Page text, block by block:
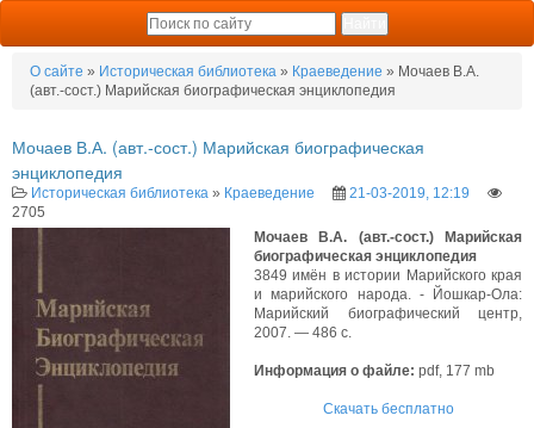
О сайте » Историческая библиотека » Краеведение » Мочаев В.А.
(авт.-сост.) Марийская биографическая энциклопедия
Мочаев В.А. (авт.-сост.) Марийская биографическая
энциклопедия
Историческая библиотека » Краеведение
21-03-2019, 12:19
2705
Мочаев В.А. (авт.-сост.) Марийская
биографическая энциклопедия
3849 имён в истории Марийского края
и марийского народа. - Йошкар-Ола:
Марийский биографический центр,
2007. — 486 с.
Информация о файле: pdf, 177 mb
Скачать бесплатно